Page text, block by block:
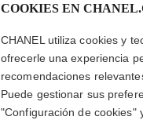
COOKIES EN
CHANEL utiliza cookies y
ofrecerle una experiencia
recomendaciones
Puede gestionar sus
"Configuración de cookies"